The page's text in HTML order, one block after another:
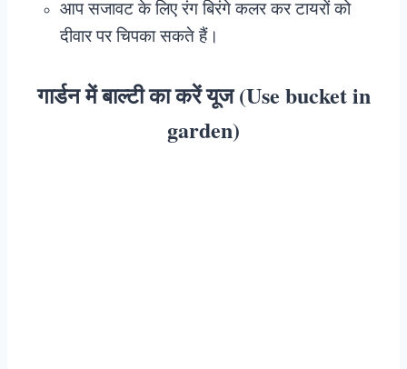
आप सजावट के लिए रंग बिरंगे कलर कर टायरों को
दीवार पर चिपका सकते हैं।
गार्डन में बाल्टी का करें यूज (Use bucket in
garden)